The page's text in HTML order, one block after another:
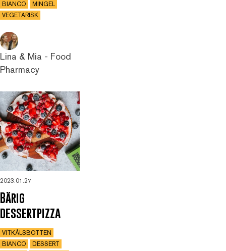
BIANCO
MINGEL
VEGETARISK
Lina & Mia - Food
Pharmacy
2023.01.27
Bärig
dessertpizza
VITKÅLSBOTTEN
BIANCO
DESSERT